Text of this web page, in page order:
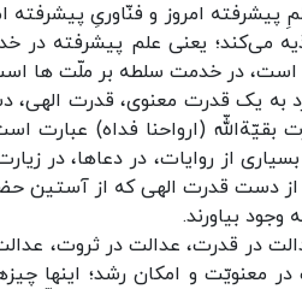
امروز و فنّاوریِ پیشرفته‌
می‌کند؛ یعنی علم پیشرفته در
است، در خدمت سلطه‌ بر ملّت ها
به یک قدرت معنوی، قدرت
(ارواحنا فداه) عبارت
از روایات، در دعاها، در
از دست قدرت الهی که از آستین
بیاورند.
در قدرت، عدالت در ثروت،
معنویّت و امکان رشد؛ اینها